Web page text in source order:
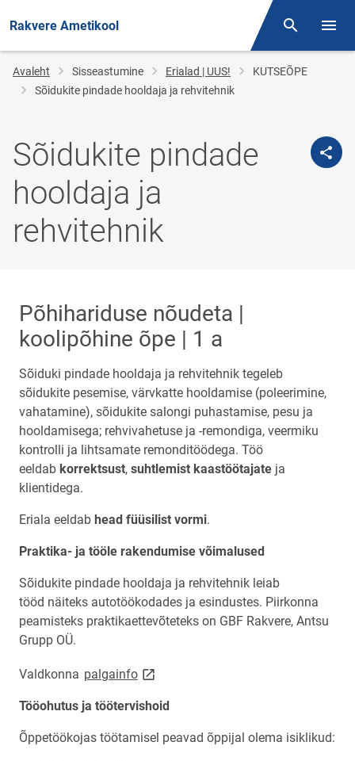
Rakvere Ametikool Otsing
Jälglink
Avaleht Sisseastumine Erialad | UUS!
KUTSEÕPE
Sõidukite pindade hooldaja ja rehvitehnik
Sõidukite pindade
hooldaja ja
rehvitehnik
Põhihariduse nõudeta |
koolipõhine õpe | 1 a
Sõiduki pindade hooldaja ja rehvitehnik tegeleb
sõidukite pesemise, värvkatte hooldamise (poleerimine,
vahatamine), sõidukite salongi puhastamise, pesu ja
hooldamisega; rehvivahetuse ja -remondiga, veermiku
kontrolli ja lihtsamate remonditöödega. Töö
eeldab korrektsust, suhtlemist kaastöötajate ja
klientidega.
Eriala eeldab head füüsilist vormi.
Praktika- ja tööle rakendumise võimalused
Sõidukite pindade hooldaja ja rehvitehnik leiab
tööd näiteks autotöökodades ja esindustes. Piirkonna
peamisteks praktikaettevõteteks on GBF Rakvere, Antsu
Grupp OÜ.
Valdkonna palgainfolink opens on new page
Tööohutus ja töötervishoid
Õppetöökojas töötamisel peavad õppijal olema isiklikud: